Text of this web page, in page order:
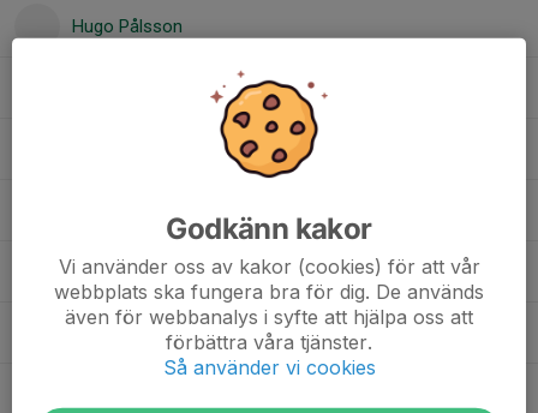
Hugo Pålsson
Knut Löwenhielm Salomonsson
Melvin Henrysson
Godkänn kakor
Vi använder oss av kakor (cookies) för att vår
webbplats ska fungera bra för dig. De används
även för webbanalys i syfte att hjälpa oss att
förbättra våra tjänster.
Så använder vi cookies